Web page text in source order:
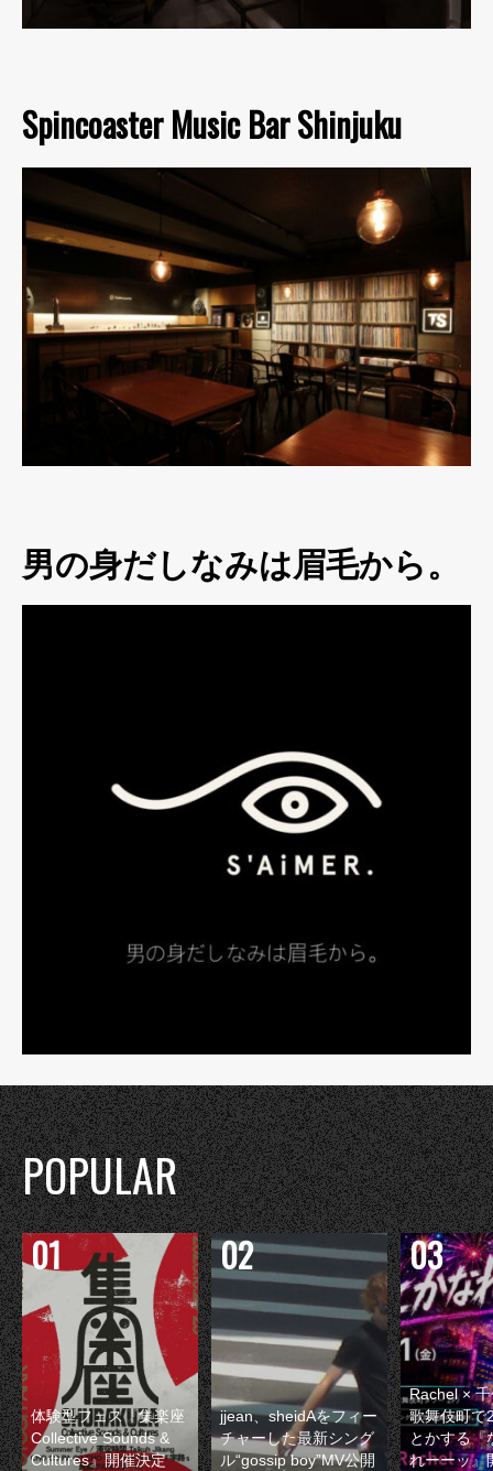
Spincoaster Music Bar Shinjuku
男の身だしなみは眉毛から。
POPULAR
体験型フェス『集楽座
Collective Sounds &
Cultures』開催決定
jjean、sheidAをフィー
チャーした最新シング
ル“gossip boy”MV公開
Rachel ×
歌舞伎町で
とかする『
れーーッ』